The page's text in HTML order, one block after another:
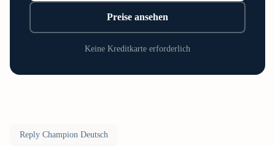
Preise ansehen
Keine Kreditkarte erforderlich
Reply Champion Deutsch